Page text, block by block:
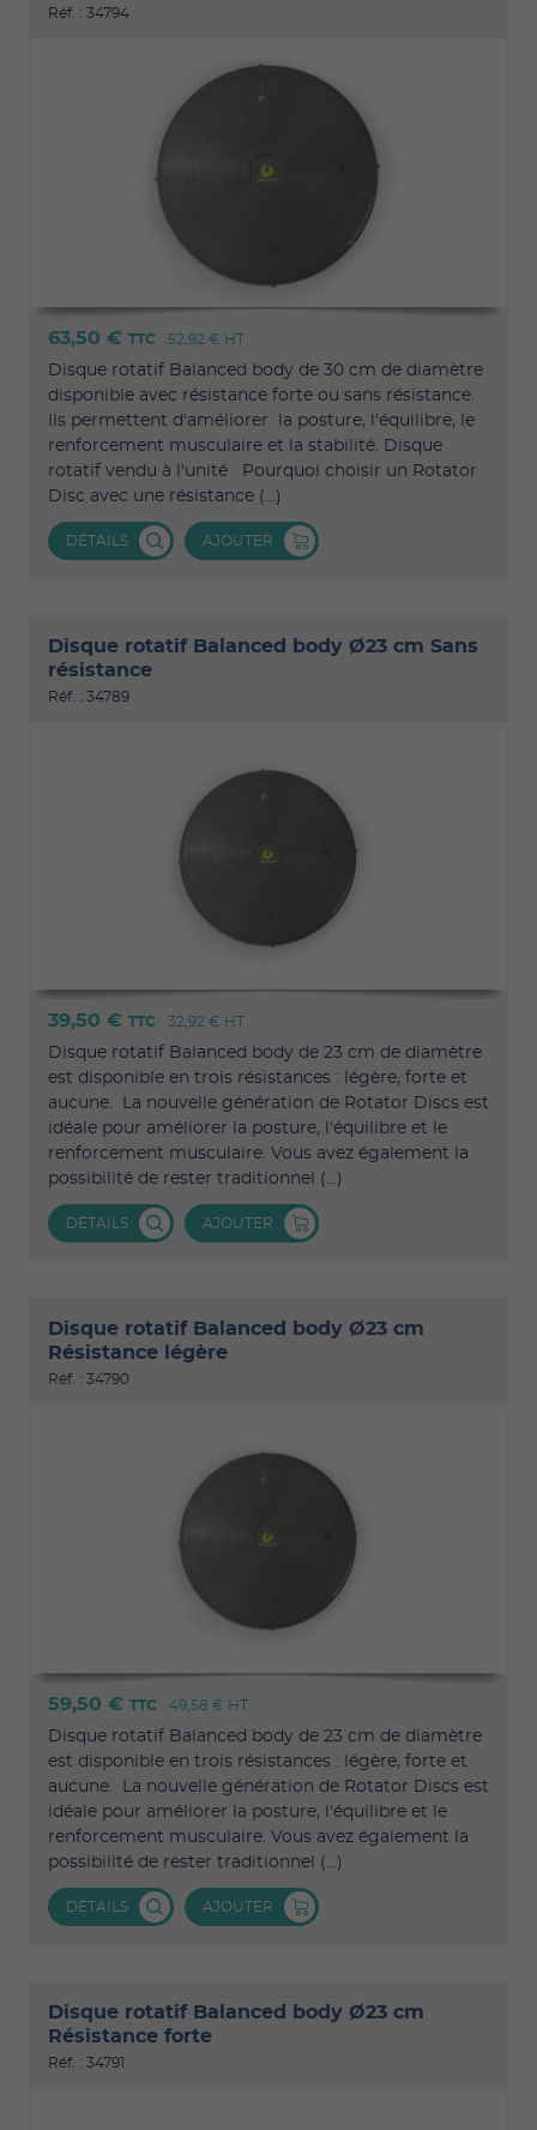
Réf. : 34794
63,50 € TTC 52,92 € HT
Disque rotatif Balanced body de 30 cm de diamètre
disponible avec résistance forte ou sans résistance.
Ils permettent d'améliorer la posture, l'équilibre, le
renforcement musculaire et la stabilité. Disque
rotatif vendu à l'unité Pourquoi choisir un Rotator
Disc avec une résistance (...)
DÉTAILS AJOUTER
Disque rotatif Balanced body Ø23 cm Sans
résistance
Réf. : 34789
39,50 € TTC 32,92 € HT
Disque rotatif Balanced body de 23 cm de diamètre
est disponible en trois résistances : légère, forte et
aucune. La nouvelle génération de Rotator Discs est
idéale pour améliorer la posture, l'équilibre et le
renforcement musculaire. Vous avez également la
possibilité de rester traditionnel (...)
DÉTAILS AJOUTER
Disque rotatif Balanced body Ø23 cm
Résistance légère
Réf. : 34790
59,50 € TTC 49,58 € HT
Disque rotatif Balanced body de 23 cm de diamètre
est disponible en trois résistances : légère, forte et
aucune. La nouvelle génération de Rotator Discs est
idéale pour améliorer la posture, l'équilibre et le
renforcement musculaire. Vous avez également la
possibilité de rester traditionnel (...)
DÉTAILS AJOUTER
Disque rotatif Balanced body Ø23 cm
Résistance forte
Réf. : 34791